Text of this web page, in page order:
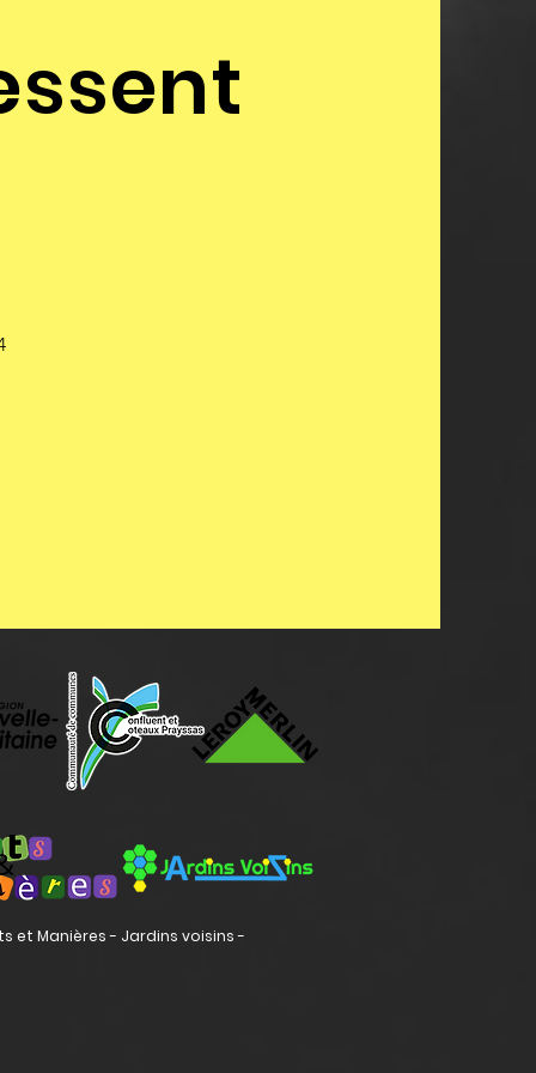
et Manières - Jardins voisins -